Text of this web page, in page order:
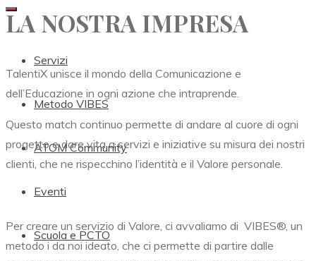
Servizi
Metodo VIBES
ATOM Community
Eventi
Scuola e PCTO
LA NOSTRA IMPRESA
TalentiX unisce il mondo della Comunicazione e
dell’Educazione in ogni azione che intraprende.
Questo match continuo permette di andare al cuore di ogni
progetto e dare vita a servizi e iniziative su misura dei nostri
clienti, che ne rispecchino l’identità e il Valore personale.
Per creare un servizio di Valore, ci avvaliamo di VIBES®, un
metodo i da noi ideato, che ci permette di partire dalle